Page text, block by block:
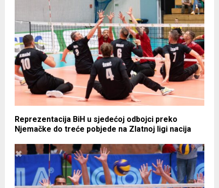
Reprezentacija BiH u sjedećoj odbojci preko
Njemačke do treće pobjede na Zlatnoj ligi nacija